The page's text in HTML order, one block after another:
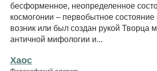
бесформенное, неопределенное
космогонии – первобытное
возник или был создан рукой Творца
античной мифологии и...
Хаос